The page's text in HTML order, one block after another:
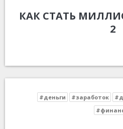
КАК СТАТЬ
2
#деньги #заработок